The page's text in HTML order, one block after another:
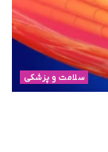
سلامت و پزشکی